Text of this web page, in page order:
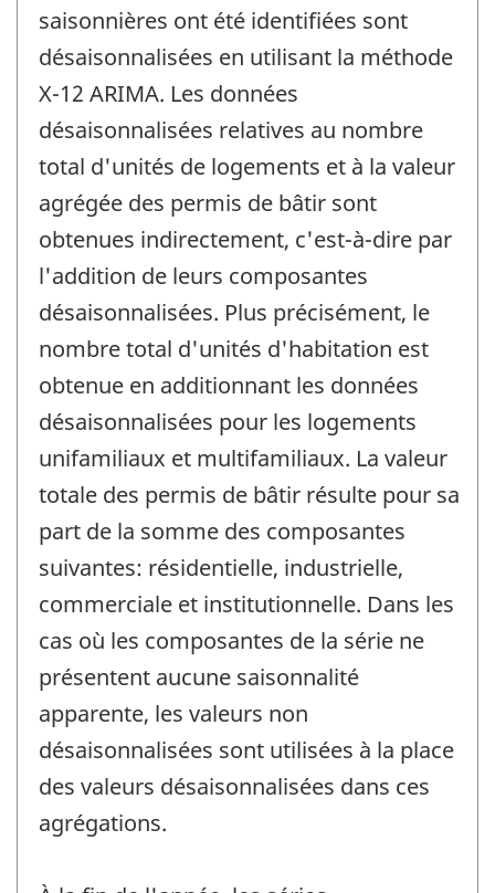
saisonnières ont été identifiées sont
désaisonnalisées en utilisant la méthode
X-12 ARIMA. Les données
désaisonnalisées relatives au nombre
total d'unités de logements et à la valeur
agrégée des permis de bâtir sont
obtenues indirectement, c'est-à-dire par
l'addition de leurs composantes
désaisonnalisées. Plus précisément, le
nombre total d'unités d'habitation est
obtenue en additionnant les données
désaisonnalisées pour les logements
unifamiliaux et multifamiliaux. La valeur
totale des permis de bâtir résulte pour sa
part de la somme des composantes
suivantes: résidentielle, industrielle,
commerciale et institutionnelle. Dans les
cas où les composantes de la série ne
présentent aucune saisonnalité
apparente, les valeurs non
désaisonnalisées sont utilisées à la place
des valeurs désaisonnalisées dans ces
agrégations.